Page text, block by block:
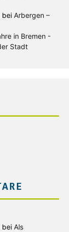
bei Arbergen –
in Bremen -
Stadt
bei Als